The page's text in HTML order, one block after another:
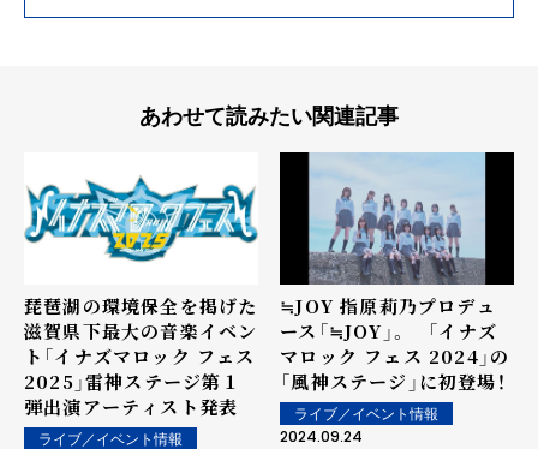
あわせて読みたい関連記事
琵琶湖の環境保全を掲げた
滋賀県下最大の音楽イベン
ト「イナズマロック フェス
2025」雷神ステージ第１
弾出演アーティスト発表
ライブ／イベント情報
≒JOY 指原莉乃プロデュ
ース「≒JOY」。 「イナズ
マロック フェス 2024」の
「風神ステージ」に初登場！
ライブ／イベント情報
2024.09.24